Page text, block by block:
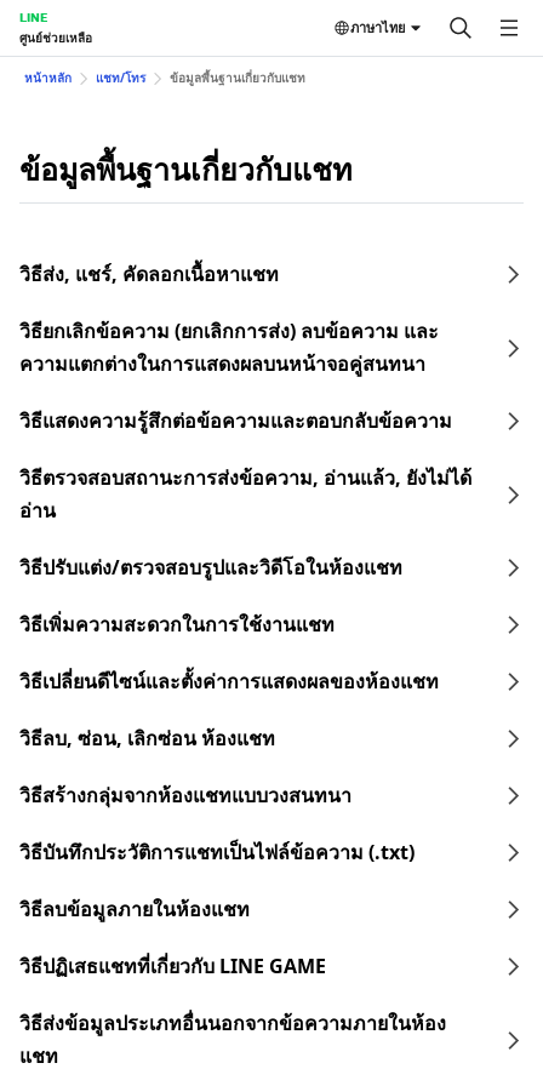
LINE
ศูนย์ช่วยเหลือ
ภาษาไทย
หน้าหลัก แชท/โทร ข้อมูลพื้นฐานเกี่ยวกับแชท
ข้อมูลพื้นฐานเกี่ยวกับแชท
วิธีส่ง, แชร์, คัดลอกเนื้อหาแชท
วิธียกเลิกข้อความ (ยกเลิกการส่ง) ลบข้อความ และ
ความแตกต่างในการแสดงผลบนหน้าจอคู่สนทนา
วิธีแสดงความรู้สึกต่อข้อความและตอบกลับข้อความ
วิธีตรวจสอบสถานะการส่งข้อความ, อ่านแล้ว, ยังไม่ได้
อ่าน
วิธีปรับแต่ง/ตรวจสอบรูปและวิดีโอในห้องแชท
วิธีเพิ่มความสะดวกในการใช้งานแชท
วิธีเปลี่ยนดีไซน์และตั้งค่าการแสดงผลของห้องแชท
วิธีลบ, ซ่อน, เลิกซ่อน ห้องแชท
วิธีสร้างกลุ่มจากห้องแชทแบบวงสนทนา
วิธีบันทึกประวัติการแชทเป็นไฟล์ข้อความ (.txt)
วิธีลบข้อมูลภายในห้องแชท
วิธีปฏิเสธแชทที่เกี่ยวกับ LINE GAME
วิธีส่งข้อมูลประเภทอื่นนอกจากข้อความภายในห้อง
แชท